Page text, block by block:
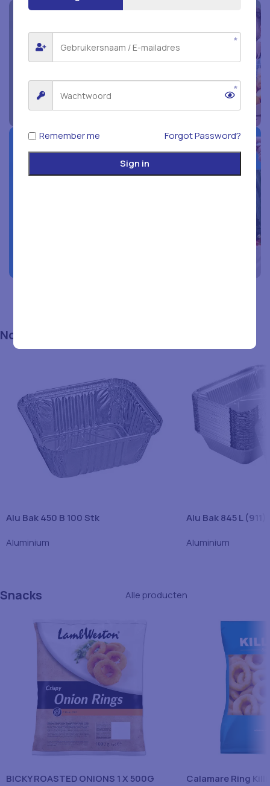
Bespaar tot 25%
met promotiecode
kortingen
bezorging aan
Non-Food Producten
Alu Bak 450 B 100 Stk
Aluminium
Alu Bak 845 L
Aluminium
Snacks Alle producten
BICKY ROASTED ONIONS 1 X 500G
Calamare Ring
Remember me Forgot Password?
Sign in